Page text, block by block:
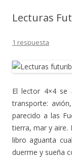
Lecturas
1 respuesta
El lector 4×4 se
transporte:
parecido a las
tierra, mar y aire.
libro aguanta
duerme y sueña